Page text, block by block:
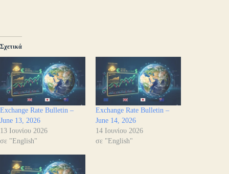
Σχετικά
Exchange Rate Bulletin –
June 13, 2026
13 Ιουνίου 2026
σε "English"
Exchange Rate Bulletin –
June 14, 2026
14 Ιουνίου 2026
σε "English"